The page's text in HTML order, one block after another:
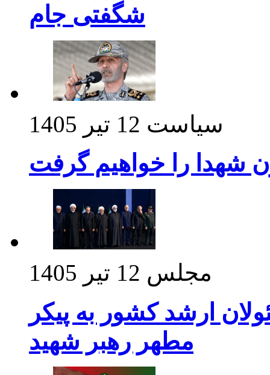
شگفتی جام
سیاست 12 تیر 1405
شهدا را خواهیم گرفت
مجلس 12 تیر 1405
ارشد کشور به پیکر
مطهر رهبر شهید